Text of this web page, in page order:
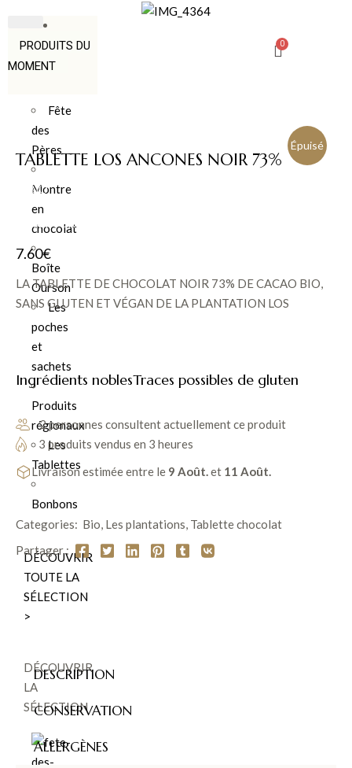
PRODUITS DU
MOMENT
Fête
des
Pères
Montre
en
chocolat
Boîte
Ourson
Les
poches
et
sachets
Produits
régionaux
Les
Tablettes
Bonbons
DÉCOUVRIR
TOUTE LA
SÉLECTION
>
DÉCOUVRIR
LA
SÉLECTION
Épuisé
TABLETTE LOS ANCONES NOIR 73%
BIO
RUPTURE DE STOCK
7.60€
LA TABLETTE DE CHOCOLAT NOIR 73% DE CACAO BIO,
SANS GLUTEN ET VÉGAN DE LA PLANTATION LOS
ANCONES DE LA MANUFACTURE CLUIZEL
La tablette Chocolat de Plantation Los Ancones Noir Bio
73% de cacao présente des notes exceptionnelles de bois de
réglisse, de fruits rouges et d’olive verte.
JE DÉCOUVRE UNE EXPÉRIENCE SENSORIELLE
Ingrédients noblesTraces possibles de gluten
2 personnes consultent actuellement ce produit
3 produits vendus en 3 heures
Livraison estimée entre le 9 Août.et 11 Août.
Categories: Bio, Les plantations, Tablette chocolat
Partager :
DESCRIPTION
CONSERVATION
ALLERGÈNES